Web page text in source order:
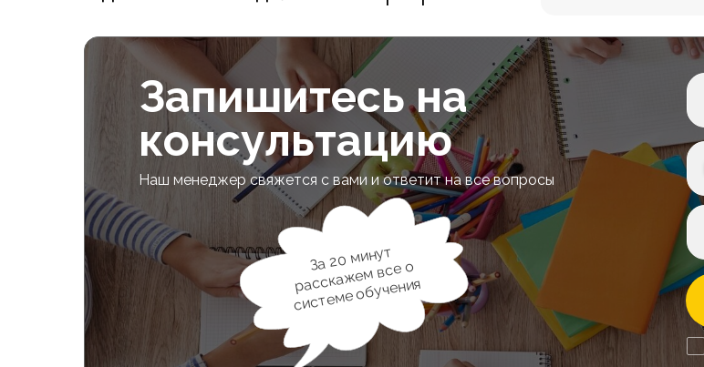
Запишитесь на
консультацию
Наш менеджер свяжется с вами и ответит на все вопросы
За 20 минут
расска
жем все о
системе обучения